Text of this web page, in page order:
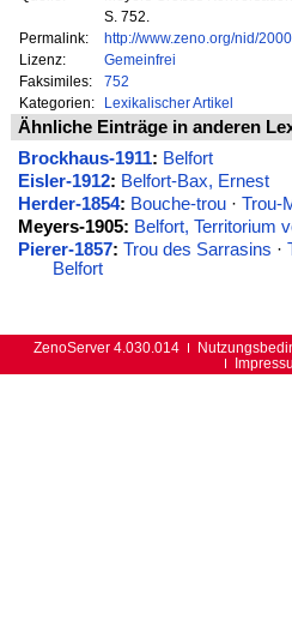
S. 752.
Permalink:
http://www.zeno.org/nid/
Lizenz:
Gemeinfrei
Faksimiles:
752
Kategorien:
Lexikalischer Artikel
Ähnliche Einträge in anderen
Brockhaus-1911: Belfort
Eisler-1912: Belfort-Bax, Ernest
Herder-1854: Bouche-trou· Trou-
Meyers-1905: Belfort, Territorium
Pierer-1857: Trou des Sarrasins ·
Belfort
ZenoServer 4.030.014